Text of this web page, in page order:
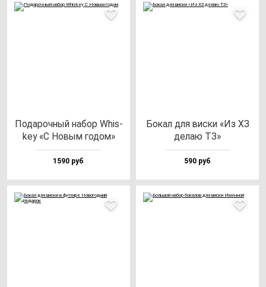
Пода­роч­ный на­бор Whis­
key «С Новым го­дом»
1590 руб
Бокал для вис­ки «Из ХЗ
де­лаю ТЗ»
590 руб